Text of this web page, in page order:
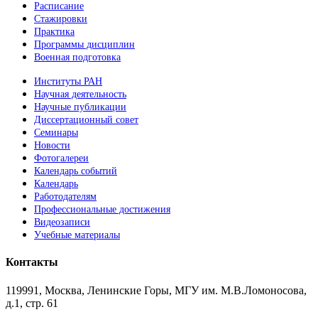
Расписание
Стажировки
Практика
Программы дисциплин
Военная подготовка
Институты РАН
Научная деятельность
Научные публикации
Диссертационный совет
Семинары
Новости
Фотогалереи
Календарь событий
Календарь
Работодателям
Профессиональные достижения
Видеозаписи
Учебные материалы
Контакты
119991, Москва, Ленинские Горы, МГУ им. М.В.Ломоносова,
д.1, стр. 61